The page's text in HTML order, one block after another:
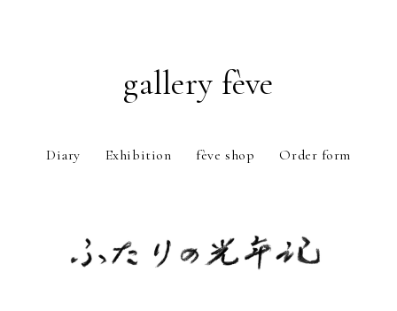
gallery fève
Diary Exhibition fève shop Order form